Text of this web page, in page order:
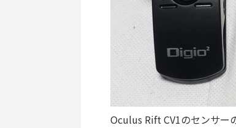
Oculus Rift CV1のセンサー